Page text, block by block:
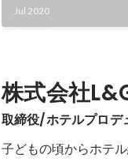
Jul 2020
株式会社
取締役/ホテルプロデ
子どもの頃からホテ